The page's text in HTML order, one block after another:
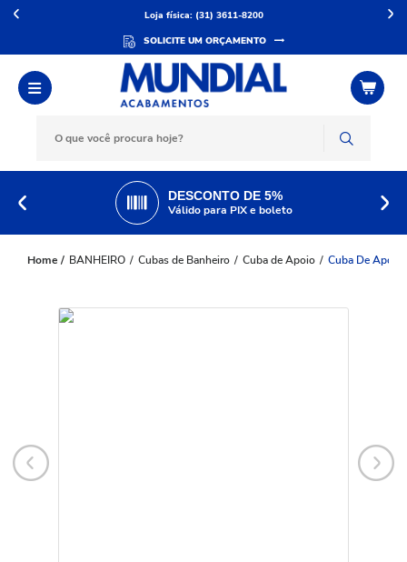
Loja física: (31) 3611-8200
SOLICITE UM ORÇAMENTO
DESCONTO DE 5%
Válido para PIX e boleto
BANHEIRO Cubas de Banheiro Cuba de Apoio Cuba De Apoio